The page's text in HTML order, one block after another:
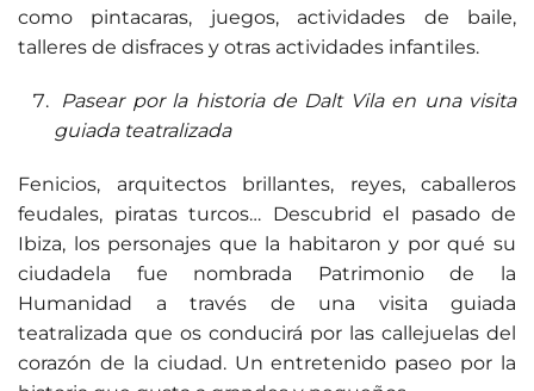
como pintacaras, juegos, actividades de baile,
talleres de disfraces y otras actividades infantiles.
Pasear por la historia de Dalt Vila en una visita
guiada teatralizada
Fenicios, arquitectos brillantes, reyes, caballeros
feudales, piratas turcos… Descubrid el pasado de
Ibiza, los personajes que la habitaron y por qué su
ciudadela fue nombrada Patrimonio de la
Humanidad a través de una visita guiada
teatralizada que os conducirá por las callejuelas del
corazón de la ciudad. Un entretenido paseo por la